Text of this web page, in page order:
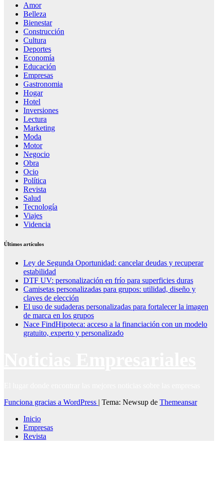
Amor
Belleza
Bienestar
Construcción
Cultura
Deportes
Economía
Educación
Empresas
Gastronomia
Hogar
Hotel
Inversiones
Lectura
Marketing
Moda
Motor
Negocio
Obra
Ocio
Política
Revista
Salud
Tecnología
Viajes
Videncia
Últimos artículos
Ley de Segunda Oportunidad: cancelar deudas y recuperar
estabilidad
DTF UV: personalización en frío para superficies duras
Camisetas personalizadas para grupos: utilidad, diseño y
claves de elección
El uso de sudaderas personalizadas para fortalecer la imagen
de marca en los grupos
Nace FindHipoteca: acceso a la financiación con un modelo
gratuito, experto y personalizado
Funciona gracias a WordPress | Tema: Newsup de Themeansar
Inicio
Empresas
Revista